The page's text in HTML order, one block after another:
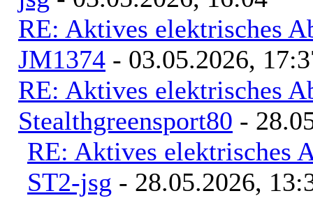
RE: Aktives elektrisches
JM1374 - 03.05.2026,
RE: Aktives elektrisches
Stealthgreensport80 -
RE: Aktives elektrisches
ST2-jsg - 28.05.2026,